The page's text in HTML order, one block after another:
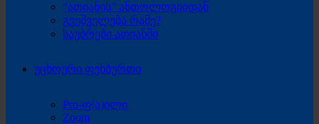
“ათიანის” ანთოლოგიიდან
გვეშველება რამე?
საუბრები ათიანში
უცხოური ფეხბურთი
Pro-ფ(ა)ილი
Zoom